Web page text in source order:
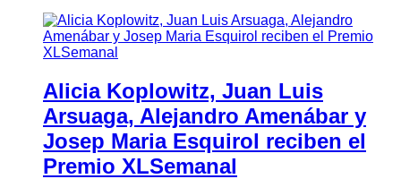
Alicia Koplowitz, Juan Luis
Arsuaga, Alejandro Amenábar y
Josep Maria Esquirol reciben el
Premio XLSemanal